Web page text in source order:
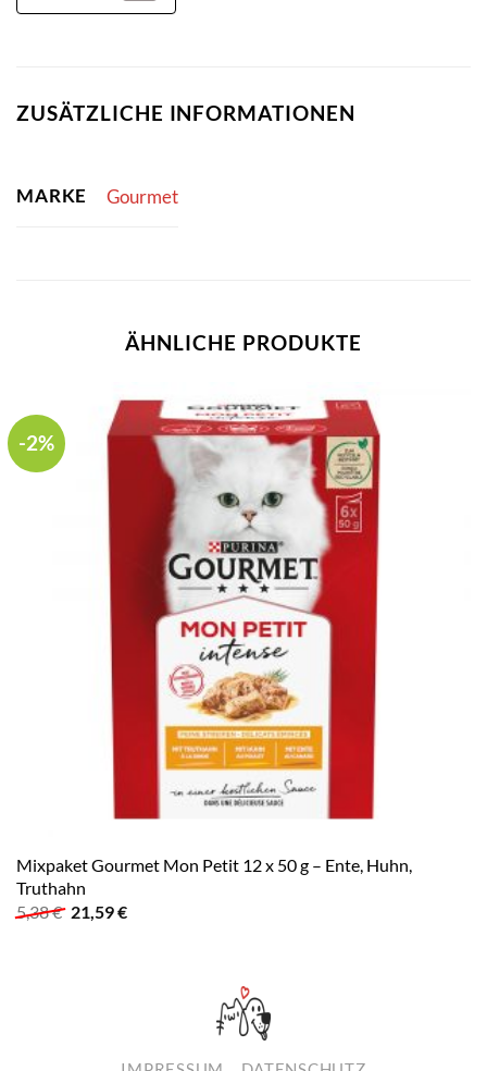
ZUSÄTZLICHE INFORMATIONEN
MARKE Gourmet
ÄHNLICHE PRODUKTE
-2%
Mixpaket Gourmet Mon Petit 12 x 50 g – Ente, Huhn,
Truthahn
5,38€ Ursprünglicher
21,59€Aktueller